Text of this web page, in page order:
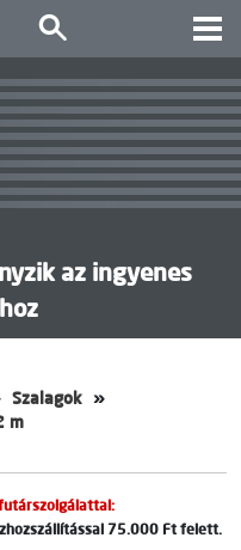
az ingyenes
Szalagok
m
75.000 Ft felett.